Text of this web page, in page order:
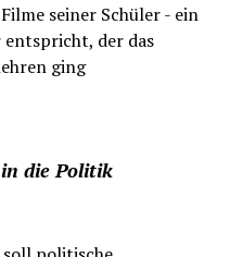
seiner Schüler - ein
entspricht, der das
ging
die Politik